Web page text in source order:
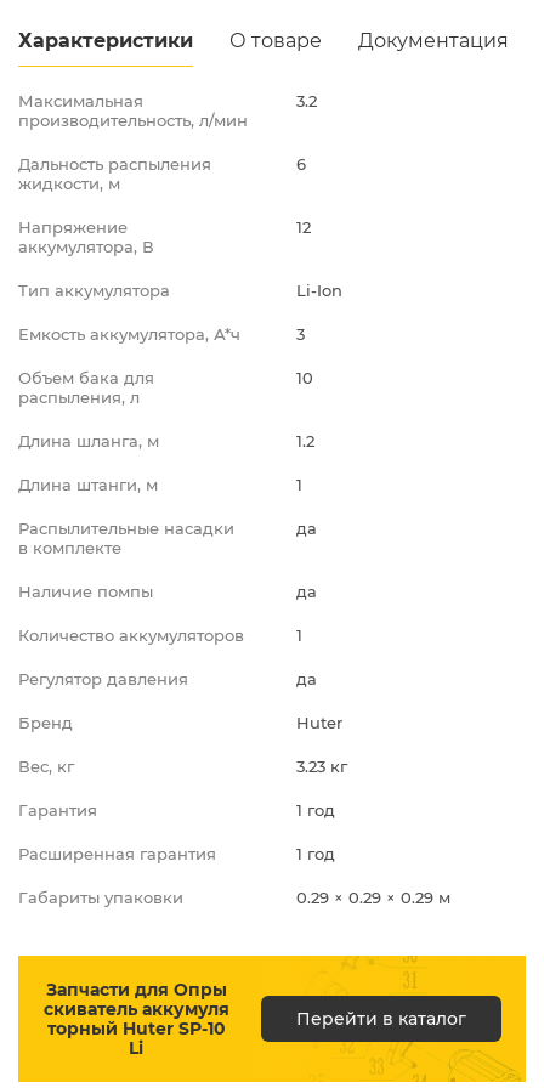
Характеристики О товаре Документация
Максимальная
производительность, л/мин
3.2
Дальность распыления
жидкости, м
6
Напряжение
аккумулятора, В
12
Тип аккумулятора Li-Ion
Емкость аккумулятора, А*ч 3
Объем бака для
распыления, л
10
Длина шланга, м 1.2
Длина штанги, м 1
Распылительные насадки
в комплекте
да
Наличие помпы да
Количество аккумуляторов 1
Регулятор давления да
Бренд Huter
Вес, кг 3.23 кг
Гарантия 1 год
Расширенная гарантия 1 год
Габариты упаковки 0.29 × 0.29 × 0.29 м
Запчасти для Опры
скиватель аккумуля
торный Huter SP-10
Li
Перейти в каталог